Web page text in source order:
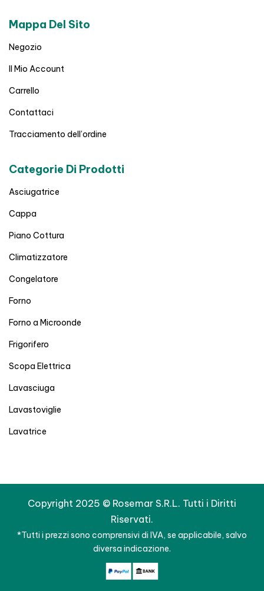
Mappa Del Sito
Negozio
Il Mio Account
Carrello
Contattaci
Tracciamento dell’ordine
Categorie Di Prodotti
Asciugatrice
Cappa
Piano Cottura
Climatizzatore
Congelatore
Forno
Forno a Microonde
Frigorifero
Scopa Elettrica
Lavasciuga
Lavastoviglie
Lavatrice
Copyright 2025 © Rosemar S.R.L. Tutti i Diritti
Riservati.
*Tutti i prezzi sono comprensivi di IVA, se applicabile, salvo
diversa indicazione.